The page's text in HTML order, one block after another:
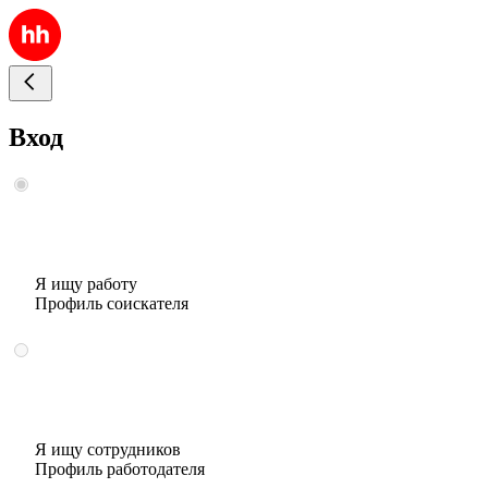
Вход
Я ищу работу
Профиль соискателя
Я ищу сотрудников
Профиль работодателя